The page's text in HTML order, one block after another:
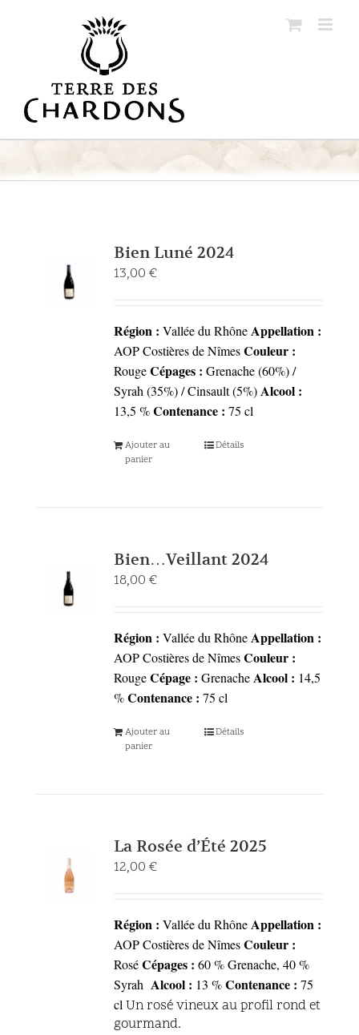
Bien Luné 2024
13,00 €
Région : Vallée du Rhône Appellation :
AOP Costières de Nîmes Couleur :
Rouge Cépages : Grenache (60%) /
Syrah (35%) / Cinsault (5%) Alcool :
13,5 % Contenance : 75 cl
Ajouter au
panier
Détails
Bien…Veillant 2024
18,00 €
Région : Vallée du Rhône Appellation :
AOP Costières de Nîmes Couleur :
Rouge Cépage : Grenache Alcool : 14,5
% Contenance : 75 cl
Ajouter au
panier
Détails
La Rosée d’Été 2025
12,00 €
Région : Vallée du Rhône Appellation :
AOP Costières de Nîmes Couleur :
Rosé Cépages : 60 % Grenache, 40 %
Syrah Alcool : 13 % Contenance : 75
cl Un rosé vineux au profil rond et
gourmand.